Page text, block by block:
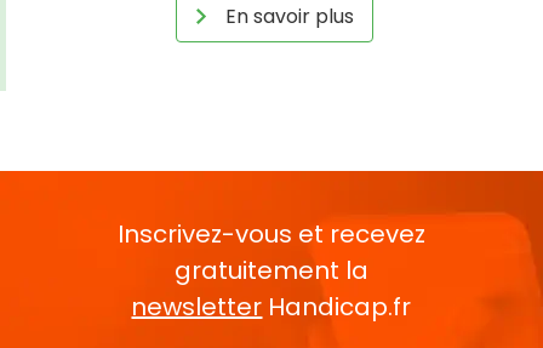
En savoir plus
Inscrivez-vous et recevez
gratuitement la
newsletter Handicap.fr